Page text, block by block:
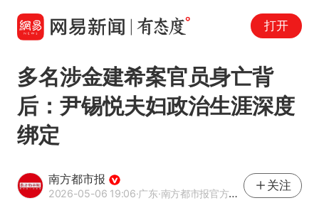
打开
多名涉金建希案官员身亡背
后：尹锡悦夫妇政治生涯深度
绑定
南方都市报
2026-05-06 19:06·广东·南方都市报官方网易号
关注